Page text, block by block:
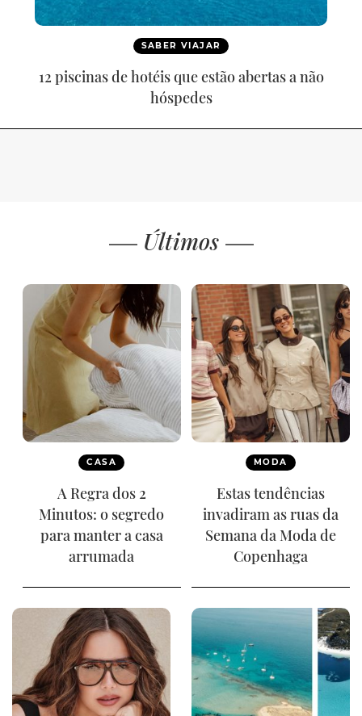
SABER VIAJAR
12 piscinas de hotéis que estão abertas a não
hóspedes
Últimos
CASA
A Regra dos 2
Minutos: o segredo
para manter a casa
arrumada
MODA
Estas tendências
invadiram as ruas da
Semana da Moda de
Copenhaga